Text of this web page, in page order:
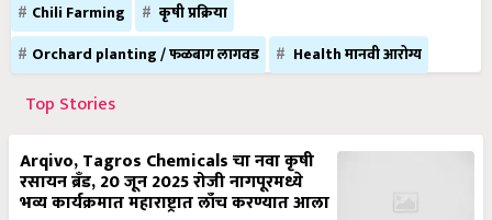
Chili Farming
कृषी प्रक्रिया
Orchard planting / फळबाग लागवड
Health मानवी आरोग्य
Top Stories
Arqivo, Tagros Chemicals चा नवा कृषी
रसायन ब्रँड, 20 जून 2025 रोजी नागपूरमध्ये
भव्य कार्यक्रमात महाराष्ट्रात लाँच करण्यात आला